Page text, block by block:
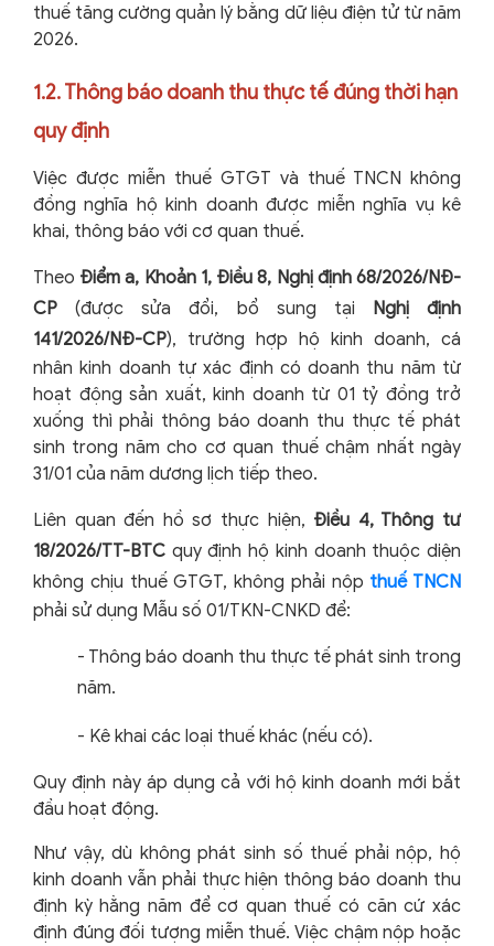
thuế tăng cường quản lý bằng dữ liệu điện tử từ năm
2026.
1.2. Thông báo doanh thu thực tế đúng thời hạn
quy định
Việc được miễn thuế GTGT và thuế TNCN không
đồng nghĩa hộ kinh doanh được miễn nghĩa vụ kê
khai, thông báo với cơ quan thuế.
Theo Điểm a, Khoản 1, Điều 8, Nghị định 68/2026/NĐ-
CP (được sửa đổi, bổ sung tại Nghị định
141/2026/NĐ-CP), trường hợp hộ kinh doanh, cá
nhân kinh doanh tự xác định có doanh thu năm từ
hoạt động sản xuất, kinh doanh từ 01 tỷ đồng trở
xuống thì phải thông báo doanh thu thực tế phát
sinh trong năm cho cơ quan thuế chậm nhất ngày
31/01 của năm dương lịch tiếp theo.
Liên quan đến hồ sơ thực hiện, Điều 4, Thông tư
18/2026/TT-BTC quy định hộ kinh doanh thuộc diện
không chịu thuế GTGT, không phải nộp thuế TNCN
phải sử dụng Mẫu số 01/TKN-CNKD để:
- Thông báo doanh thu thực tế phát sinh trong
năm.
- Kê khai các loại thuế khác (nếu có).
Quy định này áp dụng cả với hộ kinh doanh mới bắt
đầu hoạt động.
Như vậy, dù không phát sinh số thuế phải nộp, hộ
kinh doanh vẫn phải thực hiện thông báo doanh thu
định kỳ hằng năm để cơ quan thuế có căn cứ xác
định đúng đối tượng miễn thuế. Việc chậm nộp hoặc